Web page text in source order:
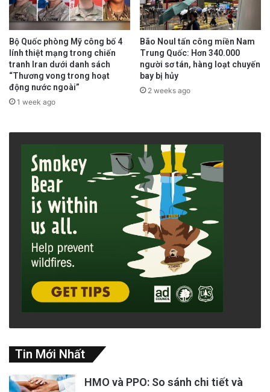
Bộ Quốc phòng Mỹ công bố 4
lính thiệt mạng trong chiến
tranh Iran dưới danh sách
“Thương vong trong hoạt
động nước ngoài”
1 week ago
Bão Noul tấn công miền Nam
Trung Quốc: Hơn 340.000
người sơ tán, hàng loạt chuyến
bay bị hủy
2 weeks ago
Tin Mới Nhất
HMO và PPO: So sánh chi tiết và